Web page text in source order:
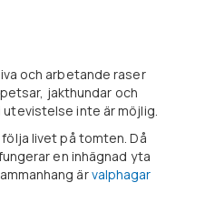
och arbetande raser
jakthundar och
inte är möjlig.
livet på tomten. Då
en inhägnad yta
ärvalphagar